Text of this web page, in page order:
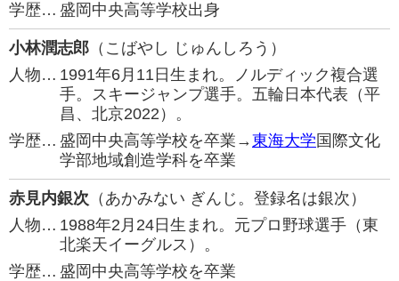
学歴… 盛岡中央高等学校出身
小林潤志郎 （こばやし じゅんしろう）
人物… 1991年6月11日生まれ。ノルディック複合選
手。スキージャンプ選手。五輪日本代表（平
昌、北京2022）。
学歴… 盛岡中央高等学校を卒業→東海大学 国際文化
学部地域創造学科を卒業
赤見内銀次 （あかみない ぎんじ。登録名は銀次）
人物… 1988年2月24日生まれ。元プロ野球選手（東
北楽天イーグルス）。
学歴… 盛岡中央高等学校を卒業